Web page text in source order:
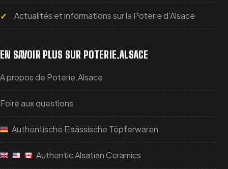
Actualités et informations sur la Poterie d’Alsace
EN SAVOIR PLUS SUR POTERIE.ALSACE
A propos de Poterie.Alsace
Foire aux questions
Authentische Elsässische Töpferwaren
Authentic Alsatian Ceramics